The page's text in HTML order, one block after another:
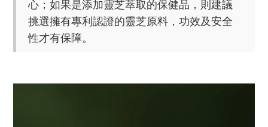
心；如果是添加靈芝萃取的保健品，則建議
挑選擁有專利認證的靈芝原料，功效及安全
性才有保障。